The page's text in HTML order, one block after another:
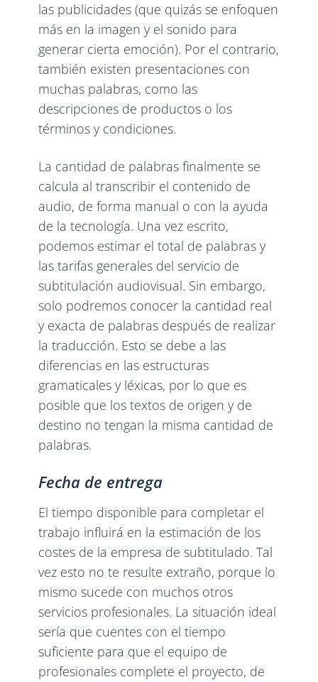
las publicidades (que quizás se enfoquen
más en la imagen y el sonido para
generar cierta emoción). Por el contrario,
también existen presentaciones con
muchas palabras, como las
descripciones de productos o los
términos y condiciones.
La cantidad de palabras finalmente se
calcula al transcribir el contenido de
audio, de forma manual o con la ayuda
de la tecnología. Una vez escrito,
podemos estimar el total de palabras y
las tarifas generales del servicio de
subtitulación audiovisual. Sin embargo,
solo podremos conocer la cantidad real
y exacta de palabras después de realizar
la traducción. Esto se debe a las
diferencias en las estructuras
gramaticales y léxicas, por lo que es
posible que los textos de origen y de
destino no tengan la misma cantidad de
palabras.
Fecha de entrega
El tiempo disponible para completar el
trabajo influirá en la estimación de los
costes de la empresa de subtitulado. Tal
vez esto no te resulte extraño, porque lo
mismo sucede con muchos otros
servicios profesionales. La situación ideal
sería que cuentes con el tiempo
suficiente para que el equipo de
profesionales complete el proyecto, de